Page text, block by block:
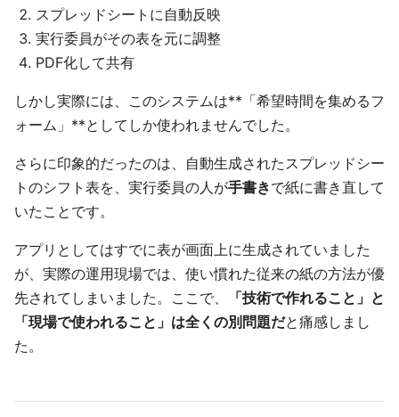
スプレッドシートに自動反映
実行委員がその表を元に調整
PDF化して共有
しかし実際には、このシステムは**「希望時間を集めるフ
ォーム」**としてしか使われませんでした。
さらに印象的だったのは、自動生成されたスプレッドシー
トのシフト表を、実行委員の人が手書きで紙に書き直して
いたことです。
アプリとしてはすでに表が画面上に生成されていました
が、実際の運用現場では、使い慣れた従来の紙の方法が優
先されてしまいました。ここで、
「技術で作れること」と
「現場で使われること」は全くの別問題だと痛感しまし
た。